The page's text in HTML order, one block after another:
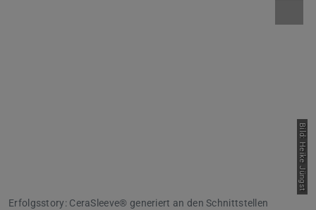
Bild: Heike Jüngst
Erfolgsstory: CeraSleeve® generiert an den Schnittstellen